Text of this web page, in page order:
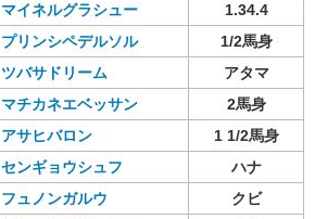
マイネルグラシュー
1.34.4
プリンシペデルソル
1/2馬身
ツバサドリーム
アタマ
マチカネエベッサン
2馬身
アサヒバロン
1 1/2馬身
センギョウシュフ
ハナ
フュノンガルウ
クビ